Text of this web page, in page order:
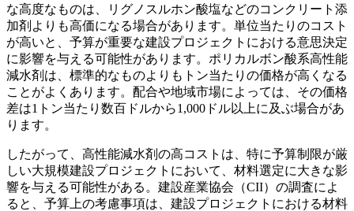
な高度なものは、リグノスルホン酸塩などのコンクリート添
加剤よりも高価になる場合があります。単位当たりのコスト
が高いと、予算が重要な建設プロジェクトにおける意思決定
に影響を与える可能性があります。ポリカルボン酸系高性能
減水剤は、標準的なものよりもトン当たりの価格が高くなる
ことがよくあります。配合や地域市場によっては、その価格
差は1トン当たり数百ドルから1,000ドル以上に及ぶ場合があ
ります。
したがって、高性能減水剤の高コストは、特に予算制限が厳
しい大規模建設プロジェクトにおいて、材料選定に大きな影
響を与える可能性がある。建設産業協会（CII）の調査によ
ると、予算上の考慮事項は、建設プロジェクトにおける材料